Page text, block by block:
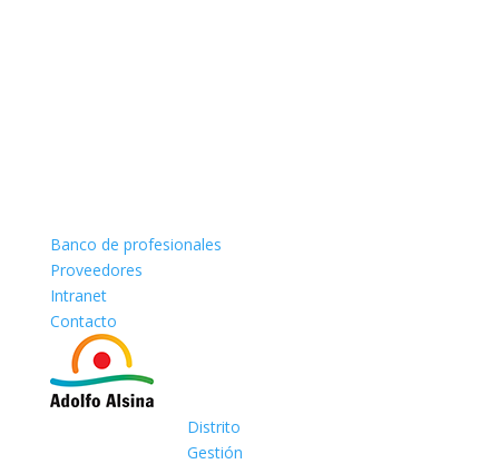
Banco de profesionales
Proveedores
Intranet
Contacto
Distrito
Gestión